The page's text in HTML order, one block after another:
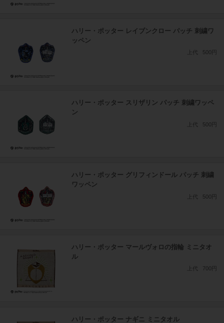
ハリー・ポッター レイブンクロー パッチ 刺繍ワ
ッペン
上代 500円
ハリー・ポッター スリザリン パッチ 刺繍ワッペ
ン
上代 500円
ハリー・ポッター グリフィンドール パッチ 刺繍
ワッペン
上代 500円
ハリー・ポッター マールヴォロの指輪 ミニタオ
ル
上代 700円
ハリー・ポッター ナギニ ミニタオル